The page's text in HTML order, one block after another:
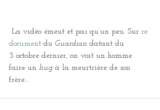
La vidéo émeut et pas qu’un peu. Sur ce
document du Guardian datant du
3 octobre dernier, on voit un homme
faire un hug à la meurtrière de son
frère...